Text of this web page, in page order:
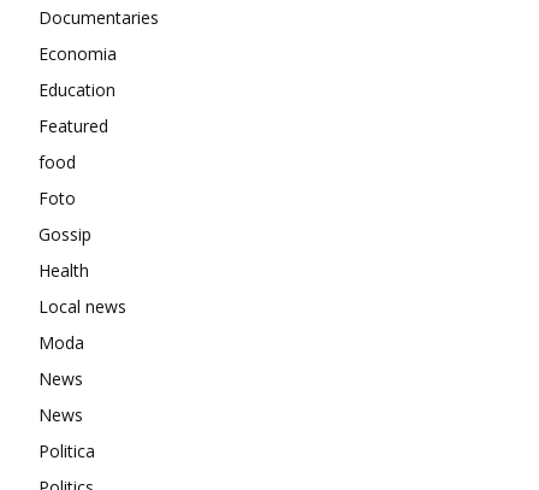
Documentaries
Economia
Education
Featured
food
Foto
Gossip
Health
Local news
Moda
News
News
Politica